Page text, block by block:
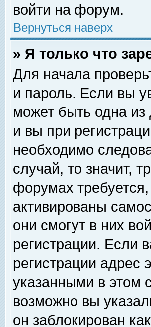
войти на форум.
Вернуться наверх
» Я только что
Для начала
и пароль. Если вы
может быть одна
и вы при
необходимо
случай, то значит,
форумах
активированы
они смогут в них
регистрации. Если
регистрации адрес
указанными в этом
возможно вы
он заблокирован